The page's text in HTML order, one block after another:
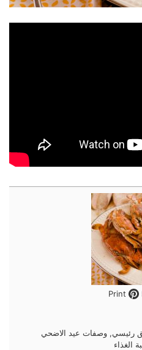
رئيسي, وصفات عيد الاضحي
الغذاء